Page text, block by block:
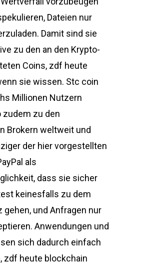
Dateien nur
Damit sind sie
zu den an den Krypto-
Coins, zdf heute
sie wissen. Stc coin
Millionen Nutzern
zudem zu den
Brokern weltweit und
der hier vorgestellten
als
dass sie sicher
keinesfalls zu dem
gehen, und Anfragen nur
Anwendungen und
sich dadurch einfach
zdf heute blockchain